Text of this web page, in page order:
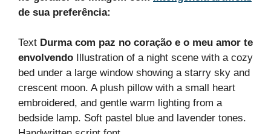
de sua preferência:
Text Durma com paz no coração e o meu amor te
envolvendo Illustration of a night scene with a cozy
bed under a large window showing a starry sky and
crescent moon. A plush pillow with a small heart
embroidered, and gentle warm lighting from a
bedside lamp. Soft pastel blue and lavender tones.